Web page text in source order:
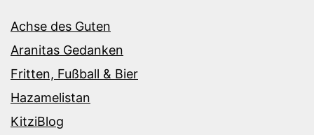
Achse des Guten
Aranitas Gedanken
Fritten, Fußball & Bier
Hazamelistan
KitziBlog